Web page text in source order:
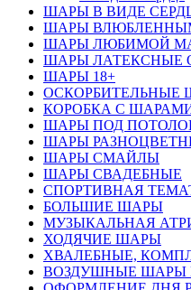
ШАРЫ В ВИДЕ
ШАРЫ
ШАРЫ ЛЮБИМОЙ
ШАРЫ ЛАТЕКСНЫЕ
ШАРЫ 18+
ОСКОРБИТЕЛЬНЫЕ
КОРОБКА С
ШАРЫ ПОД
ШАРЫ
ШАРЫ СМАЙЛЫ
ШАРЫ СВАДЕБНЫЕ
СПОРТИВНАЯ
БОЛЬШИЕ ШАРЫ
МУЗЫКАЛЬНАЯ
ХОДЯЧИЕ ШАРЫ
ХВАЛЕБНЫЕ,
ВОЗДУШНЫЕ ШАРЫ